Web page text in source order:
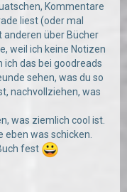
Kommentare
liest (oder mal
anderen über Bücher
weil ich keine Notizen
ich das bei goodreads
sehen, was du so
nachvollziehen, was
was ziemlich cool ist.
eben was schicken.
fest